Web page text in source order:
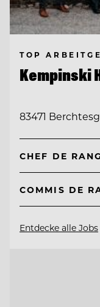
TOP
Kempinski
83471
CHEF DE
COMMIS DE
Entdecke alle Jobs